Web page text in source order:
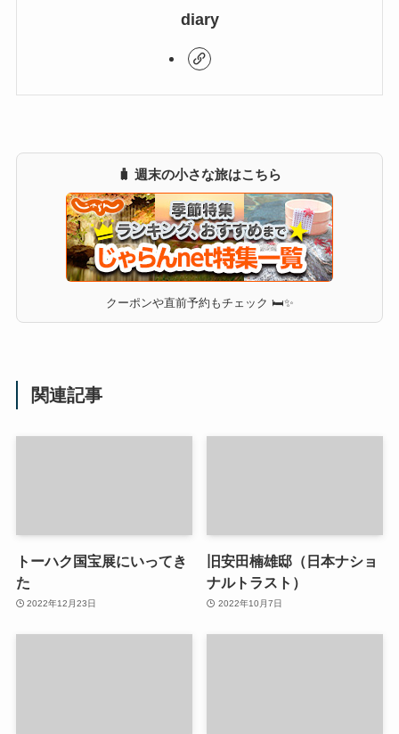
diary
🧳 週末の小さな旅はこちら
クーポンや直前予約もチェック 🛏✨
関連記事
トーハク国宝展にいってき
た
2022年12月23日
旧安田楠雄邸（日本ナショ
ナルトラスト）
2022年10月7日